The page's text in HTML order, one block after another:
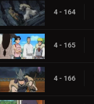
4 - 164
4 - 165
4 - 166